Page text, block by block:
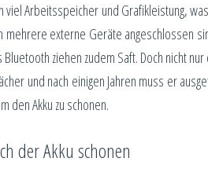
Arbeitsspeicher und Grafikleistung,
externe Geräte angeschlossen
ziehen zudem Saft. Doch nicht
und nach einigen Jahren muss er
den Akku zu schonen.
der Akku schonen